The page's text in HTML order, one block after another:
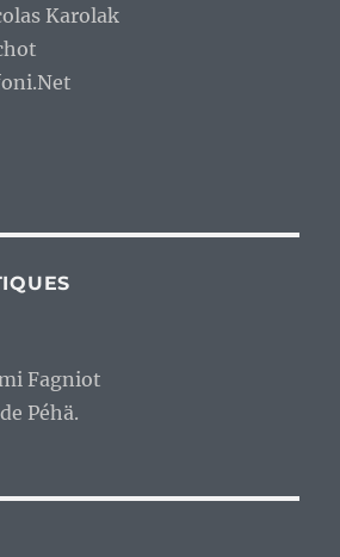
Fagniot
Péhä.
auteur de Rossetti &